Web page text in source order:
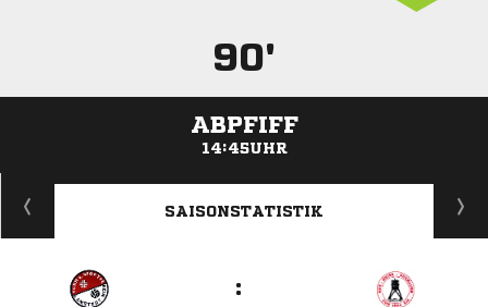
90'
ABPFIFF
14:45UHR
ANZEIGE
SAISONSTATISTIK
: